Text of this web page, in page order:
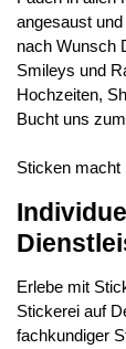
angesaust
nach Wunsch
Smileys und
Hochzeiten,
Bucht uns
Sticken macht
Erlebe mit
Stickerei auf
fachkundiger